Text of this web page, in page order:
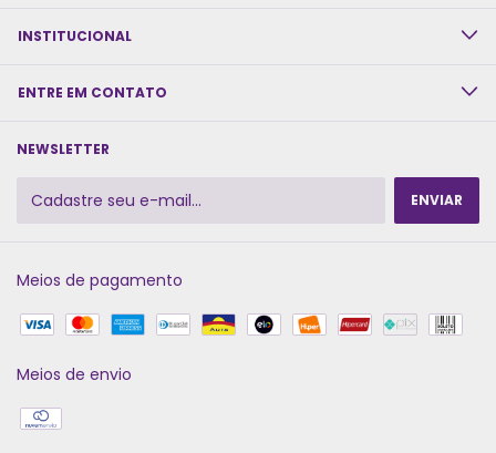
INSTITUCIONAL
ENTRE EM CONTATO
NEWSLETTER
Meios de pagamento
Meios de envio